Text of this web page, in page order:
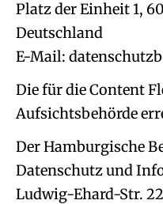
Platz der Einheit 1,
Deutschland
E-Mail:
Die für die Content
Aufsichtsbehörde
Der Hamburgische
Datenschutz und
Ludwig-Ehard-Str.